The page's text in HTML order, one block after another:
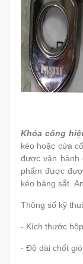
Khóa cổng
kéo hoặc cửa
được vận hành
phẩm được
kéo bàng sắt.
Thông số kỹ
- Kích thước
- Độ dài chốt